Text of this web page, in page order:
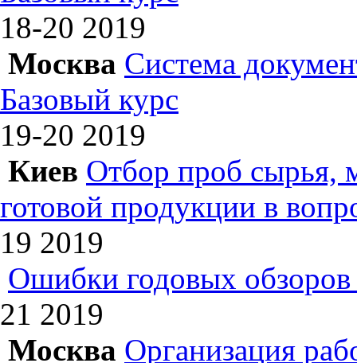
18-20 2019
Москва Система
Базовый курс
19-20 2019
Киев Отбор проб сырья,
готовой продукции в
19 2019
Ошибки годовых обзоров
21 2019
Москва Организация